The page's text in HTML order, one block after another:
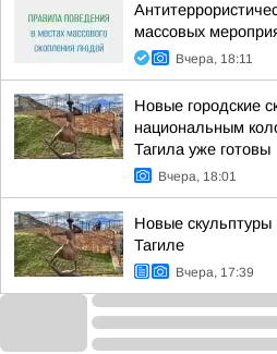
массовых
Вчера, 18:11
Новые городские
национальным
Тагила уже готовы
Вчера, 18:01
Новые
Тагиле
Вчера, 17:39